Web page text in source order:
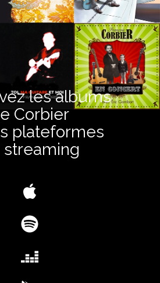
les albums
Corbier
plateformes
streaming